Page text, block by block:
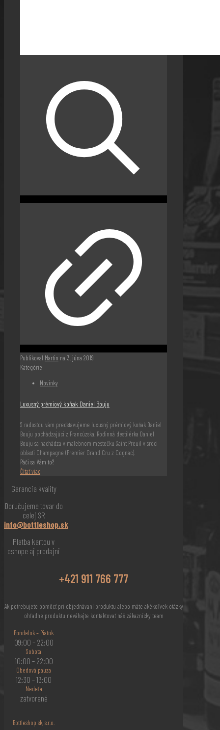
Publikoval Martin na 3. júna 2019
Kategórie
Novinky
Luxusný prémiový koňak Daniel Bouju
S radosťou vám predstavujeme luxusný prémiový koňak Daniel
Bouju pochádzajúci z Francúzska. Rodinná destilérka Daniel
Bouju sa nachádza v malebnom mestečku Saint Preuil v srdci
oblasti Champagne (Premier Grand Cru z Cognac).
Páči sa Vám to?
Čítať viac
Garancia kvality
Doručujeme tovar do
celej SR
info@bottleshop.sk
Platba kartou v
eshope aj predajni
+421 911 766 777
Ak potrebujete pomôcť pri objednávaní produktu alebo máte akékoľvek otázky
ohľadne produktu neváhajte kontaktovať náš zákaznícky team
Pondelok – Piatok
09:00 – 22:00
Sobota
10:00 – 22:00
Obedová pauza
12:30 – 13:00
Nedeľa
zatvorené
Bottleshop sk, s.r.o.